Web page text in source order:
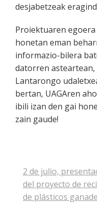
desjabetzeak
Proiektuaren
honetan eman
informazio-bilera
datorren asteartean,
Lantarongo
bertan, UAGAren
ibili izan den gai
zain gaude!
Navegación
de
entradas
2 de julio,
del proyecto de
de plásticos